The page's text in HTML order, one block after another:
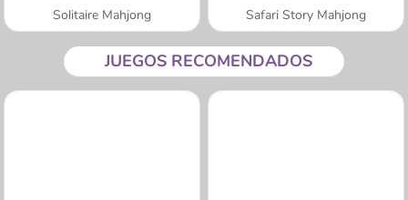
Solitaire Mahjong Safari Story Mahjong
JUEGOS RECOMENDADOS